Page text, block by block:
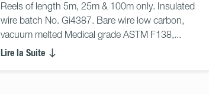
Reels of length 5m, 25m & 100m only. Insulated
wire batch No. Gi4387. Bare wire low carbon,
vacuum melted Medical grade ASTM F138,...
Lire la Suite